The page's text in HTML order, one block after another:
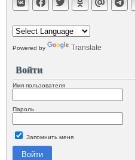
Powered by Translate
Войти
Имя пользователя
Пароль
Запомнить меня
Войти